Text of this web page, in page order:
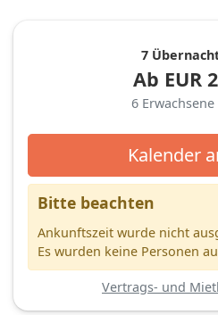
7
Ab EUR
6 Erwachsene
Kalender
Bitte beachten
Ankunftszeit wurde nicht
Es wurden keine Personen
Vertrags- und